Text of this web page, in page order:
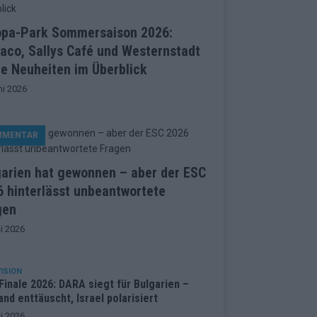
Park Sommersaison 2026:
Sallys Café und Westernstadt
Neuheiten im Überblick
2026
hat gewonnen – aber der ESC
hinterlässt unbeantwortete
2026
2026: DARA siegt für Bulgarien –
enttäuscht, Israel polarisiert